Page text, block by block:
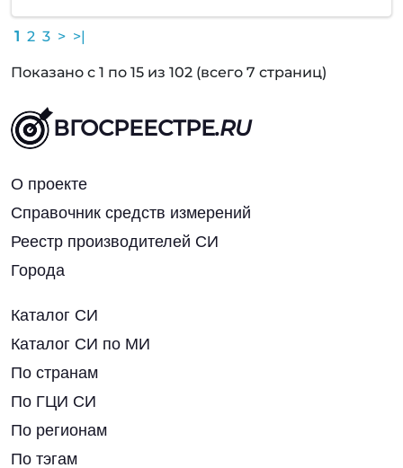
1 2 3 > >|
Показано с 1 по 15 из 102 (всего 7 страниц)
ВГОСРЕЕСТРЕ.RU
О проекте
Справочник средств измерений
Реестр производителей СИ
Города
Каталог СИ
Каталог СИ по МИ
По странам
По ГЦИ СИ
По регионам
По тэгам